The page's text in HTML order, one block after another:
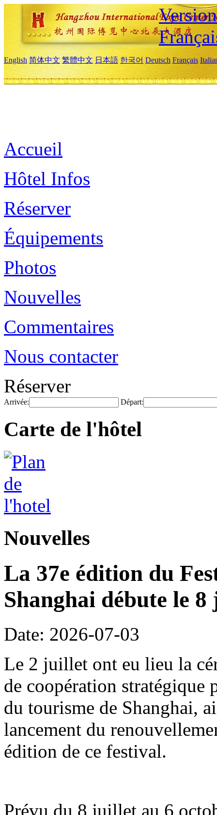
English 简体中文 繁體中文 日本語 한국어 Deutsch Français
Accueil
Hôtel Infos
Réserver
Équipements
Photos
Nouvelles
Commentaires
Nous contacter
Réserver
Arrivée: Départ:
Carte de l'hôtel
Nouvelles
La 37e édition du
Shanghai débute le
Date: 2026-07-03
Le 2 juillet ont eu lieu la
de coopération stratégique
du tourisme de Shanghai,
lancement du
édition de ce festival.
Prévu du 8 juillet au 6